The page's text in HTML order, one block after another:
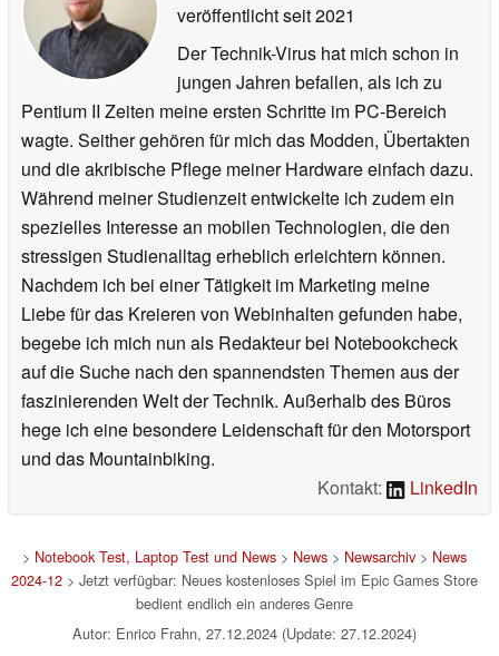
veröffentlichtseit 2021
Der Technik-Virus hat mich schon in
jungen Jahren befallen, als ich zu
Pentium II Zeiten meine ersten Schritte im PC-Bereich
wagte. Seither gehören für mich das Modden, Übertakten
und die akribische Pflege meiner Hardware einfach dazu.
Während meiner Studienzeit entwickelte ich zudem ein
spezielles Interesse an mobilen Technologien, die den
stressigen Studienalltag erheblich erleichtern können.
Nachdem ich bei einer Tätigkeit im Marketing meine
Liebe für das Kreieren von Webinhalten gefunden habe,
begebe ich mich nun als Redakteur bei Notebookcheck
auf die Suche nach den spannendsten Themen aus der
faszinierenden Welt der Technik. Außerhalb des Büros
hege ich eine besondere Leidenschaft für den Motorsport
und das Mountainbiking.
Kontakt:
LinkedIn
> Notebook Test, Laptop Test und News> News> Newsarchiv> News
2024-12> Jetzt verfügbar: Neues kostenloses Spiel im Epic Games Store
bedient endlich ein anderes Genre
Autor: Enrico Frahn, 27.12.2024 (Update: 27.12.2024)